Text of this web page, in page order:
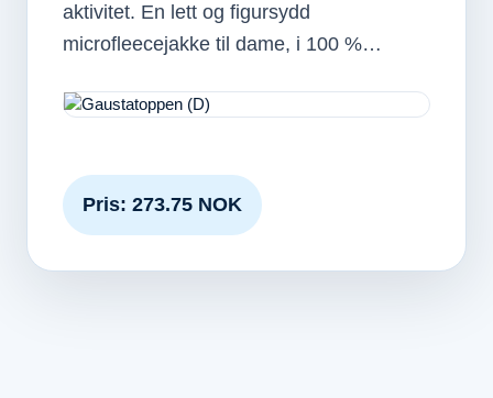
aktivitet. En lett og figursydd
microfleecejakke til dame, i 100 %…
Pris: 273.75 NOK